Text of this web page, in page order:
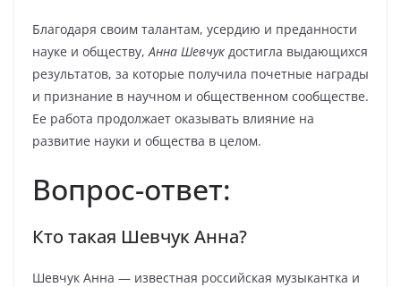
Благодаря своим талантам, усердию и преданности
науке и обществу,Анна Шевчук достигла выдающихся
результатов, за которые получила почетные награды
и признание в научном и общественном сообществе.
Ее работа продолжает оказывать влияние на
развитие науки и общества в целом.
Вопрос-ответ:
Кто такая Шевчук Анна?
Шевчук Анна — известная российская музыкантка и